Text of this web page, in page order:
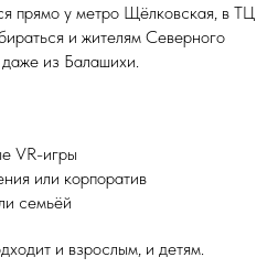
прямо у метро Щёлковская, в ТЦ
и жителям Северного
из Балашихи.
VR-игры
или корпоратив
семьёй
и взрослым, и детям.